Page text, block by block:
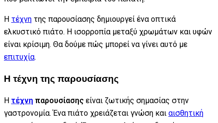
Η τέχνη της παρουσίασης δημιουργεί ένα οπτικά
ελκυστικό πιάτο. Η ισορροπία μεταξύ χρωμάτων και υφών
είναι κρίσιμη. Θα δούμε πώς μπορεί να γίνει αυτό με
επιτυχία.
Η τέχνη της παρουσίασης
Η τέχνη παρουσίασης είναι ζωτικής σημασίας στην
γαστρονομία. Ένα πιάτο χρειάζεται γνώση και αισθητική